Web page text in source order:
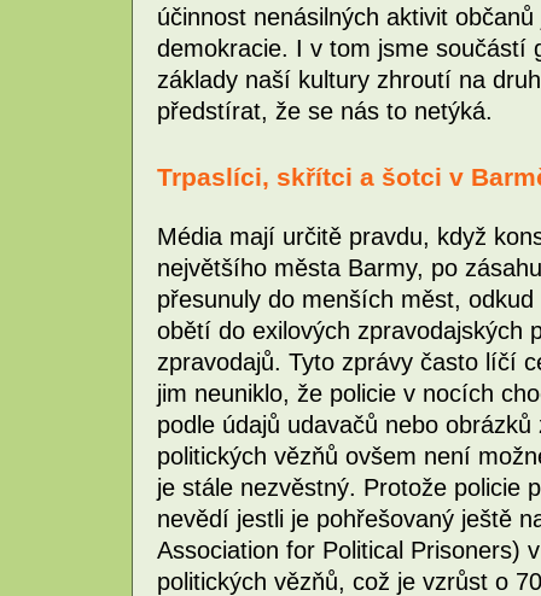
účinnost nenásilných aktivit
demokracie. I v tom jsme součástí
základy naší kultury zhroutí na
předstírat, že se nás to netýká.
Trpaslíci, skřítci a šotci v
Média mají určitě pravdu, když
největšího města Barmy, po
přesunuly do menších měst,
obětí do exilových zpravodajských
zpravodajů. Tyto zprávy často líčí
jim neuniklo, že policie v nocích
podle údajů udavačů nebo
politických vězňů ovšem není
je stále nezvěstný. Protože policie
nevědí jestli je pohřešovaný ještě
Association for Political Prisoners)
politických vězňů, což je vzrůst o